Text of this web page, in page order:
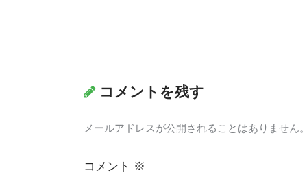
コメントを残す
メールアドレスが公開されることはありません
コメント ※